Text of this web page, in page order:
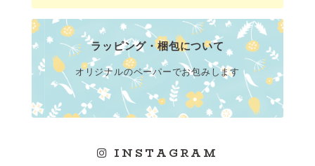
ラッピング・梱包について
オリジナルのペーパーでお包みします
INSTAGRAM